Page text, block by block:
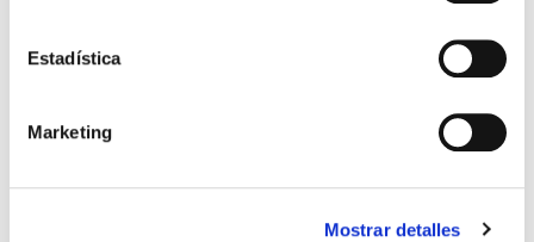
Estadística
Marketing
Mostrar detalles
ILUMINACIÓN ARQUITECTURAL ILUMINACIÓN ARQUITECTURAL